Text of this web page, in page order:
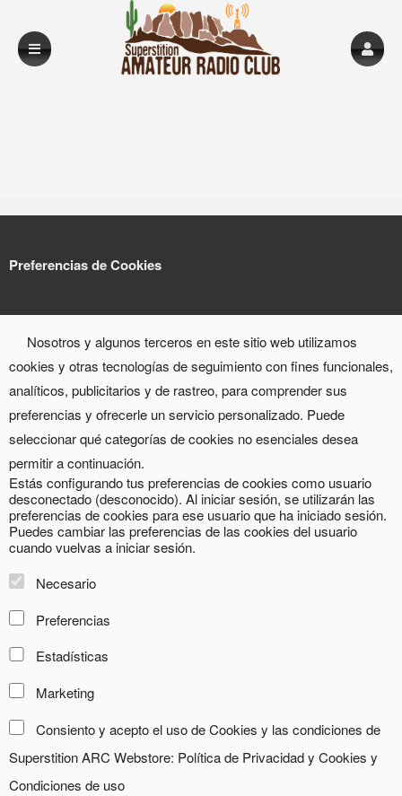
Preferencias de Cookies
Nosotros y algunos terceros en este sitio web utilizamos
cookies y otras tecnologías de seguimiento con fines funcionales,
analíticos, publicitarios y de rastreo, para comprender sus
preferencias y ofrecerle un servicio personalizado. Puede
seleccionar qué categorías de cookies no esenciales desea
permitir a continuación.
Estás configurando tus preferencias de cookies como usuario
desconectado (desconocido). Al iniciar sesión, se utilizarán las
preferencias de cookies para ese usuario que ha iniciado sesión.
Puedes cambiar las preferencias de las cookies del usuario
cuando vuelvas a iniciar sesión.
Necesario
Preferencias
Estadísticas
Marketing
Consiento y acepto el uso de Cookies y las condiciones de
Superstition ARC Webstore: Política de Privacidad y Cookies y
Condiciones de uso